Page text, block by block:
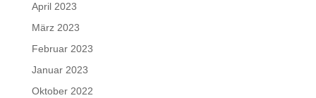
April 2023
März 2023
Februar 2023
Januar 2023
Oktober 2022